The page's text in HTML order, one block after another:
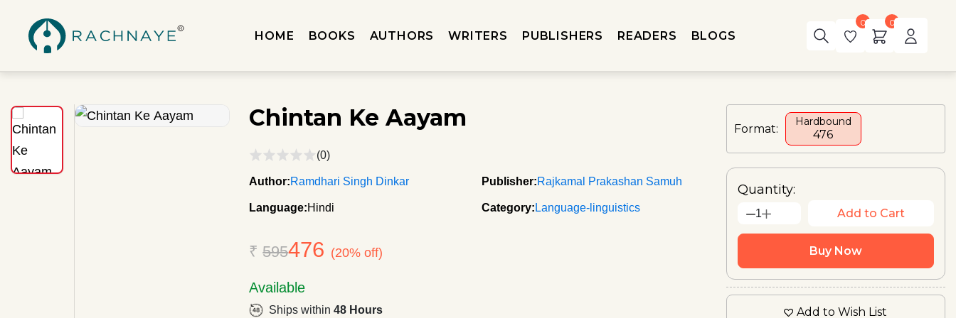
HOME BOOKS AUTHORS WRITERS PUBLISHERS READERS BLOGS
0 0
Chintan Ke Aayam
(0)
Author:Ramdhari Singh Dinkar Publisher:Rajkamal Prakashan Samuh
Language:Hindi Category: Language-linguistics
₹595476 (20% off)
Available
Ships within48 Hours
Format:
Hardbound
₹476
Quantity:
1 Add to Cart
Buy Now
Add to Wish List